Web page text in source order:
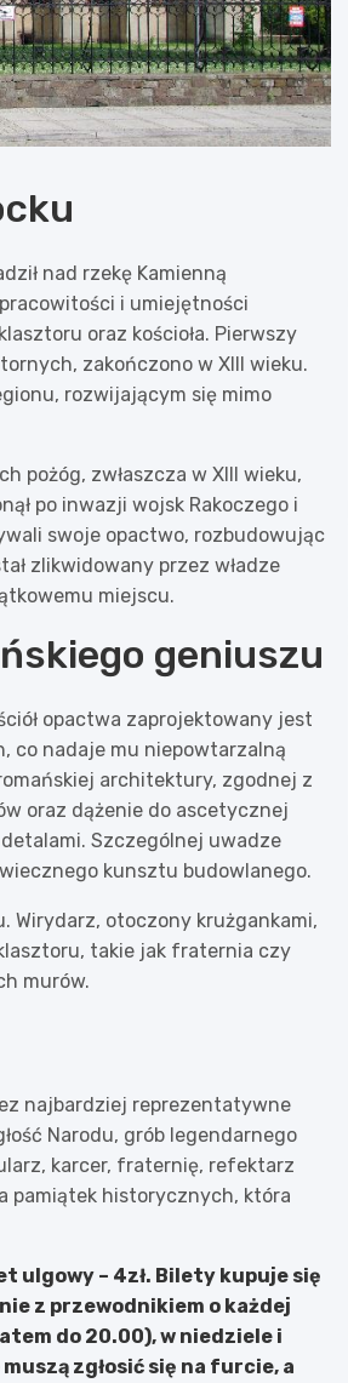
nad rzekę Kamienną
i umiejętności
oraz kościoła. Pierwszy
zakończono w XIII wieku.
rozwijającym się mimo
pożóg, zwłaszcza w XIII wieku,
po inwazji wojsk Rakoczego i
swoje opactwo, rozbudowując
zlikwidowany przez władze
miejscu.
geniuszu
opactwa zaprojektowany jest
co nadaje mu niepowtarzalną
architektury, zgodnej z
oraz dążenie do ascetycznej
Szczególnej uwadze
kunsztu budowlanego.
Wirydarz, otoczony krużgankami,
takie jak fraternia czy
murów.
najbardziej reprezentatywne
Narodu, grób legendarnego
karcer, fraternię, refektarz
pamiątek historycznych, która
ulgowy – 4zł. Bilety kupuje się
z przewodnikiem o każdej
do 20.00), w niedziele i
zgłosić się na furcie, a